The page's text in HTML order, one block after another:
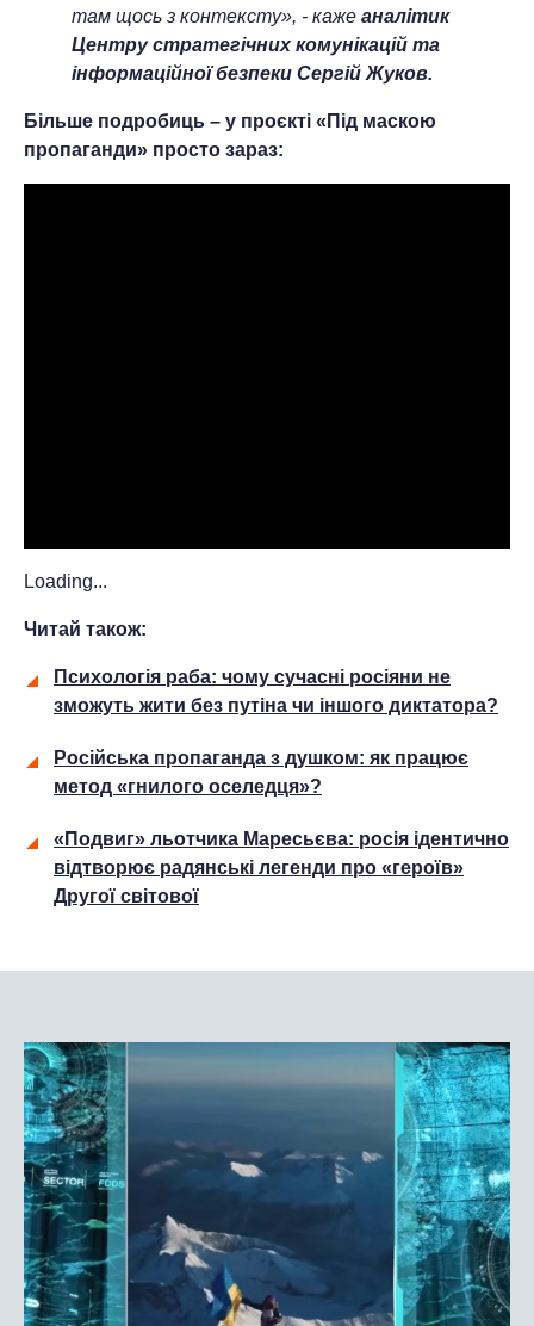
там щось з контексту», - каже аналітик
Центру стратегічних комунікацій та
інформаційної безпеки Сергій Жуков.
Більше подробиць – у проєкті «Під маскою
пропаганди» просто зараз:
Loading...
Читай також:
Психологія раба: чому сучасні росіяни не
зможуть жити без путіна чи іншого диктатора?
Російська пропаганда з душком: як працює
метод «гнилого оселедця»?
«Подвиг» льотчика Маресьєва: росія ідентично
відтворює радянські легенди про «героїв»
Другої світової